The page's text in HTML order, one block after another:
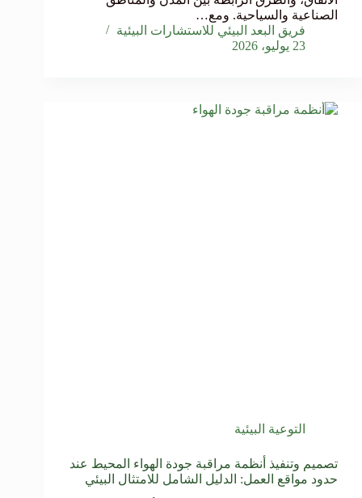
الصناعية والسياحية. ومع…
فريق البعد البيئي للاستشارات البيئية
23 يوليو، 2026
التوعية البيئية
تصميم وتنفيذ أنظمة مراقبة جودة الهواء المحيط عند
حدود مواقع العمل: الدليل الشامل للامتثال البيئي